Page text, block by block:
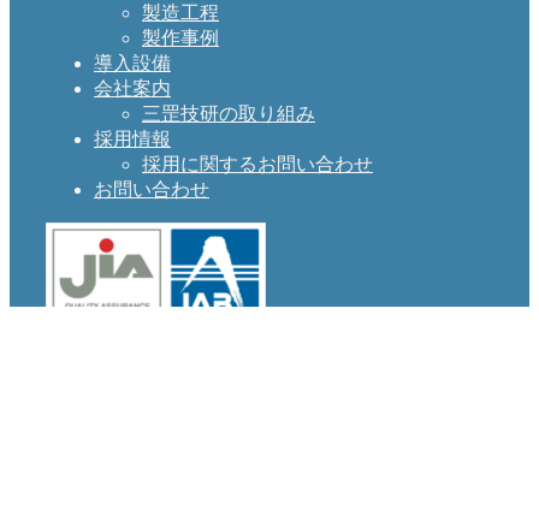
製造工程
製作事例
導入設備
会社案内
三罡技研の取り組み
採用情報
採用に関するお問い合わせ
お問い合わせ